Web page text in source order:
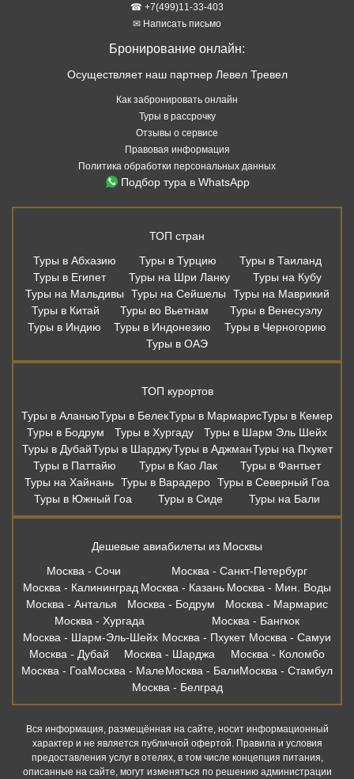
☎ +7(499)11-33-403
✉ Написать письмо
Бронирование онлайн:
Осуществляет наш партнер Левел Тревел
Как забронировать онлайн
Туры в рассрочку
Отзывы о сервисе
Правовая информация
Политика обработки персональных данных
Подбор тура в WhatsApp
ТОП стран
Туры в Абхазию
Туры в Турцию
Туры в Таиланд
Туры в Египет
Туры на Шри Ланку
Туры на Кубу
Туры на Мальдивы
Туры на Сейшелы
Туры на Маврикий
Туры в Китай
Туры во Вьетнам
Туры в Венесуэлу
Туры в Индию
Туры в Индонезию
Туры в Черногорию
Туры в ОАЭ
ТОП курортов
Туры в АланьюТуры в БелекТуры в МармарисТуры в Кемер
Туры в Бодрум
Туры в Хургаду
Туры в Шарм Эль Шейх
Туры в ДубайТуры в ШарджуТуры в АджманТуры на Пхукет
Туры в Паттайю
Туры в Као Лак
Туры в Фантьет
Туры на Хайнань Туры в Варадеро Туры в Северный Гоа
Туры в Южный Гоа
Туры в Сиде Туры на Бали
Дешевые авиабилеты из Москвы
Москва - Сочи
Москва - Санкт-Петербург
Москва - Калининград Москва - Казань Москва - Мин. Воды
Москва - Анталья
Москва - Бодрум
Москва - Мармарис
Москва - Хургада
Москва - Бангкок
Москва - Шарм-Эль-Шейх Москва - Пхукет Москва - Самуи
Москва - Дубай
Москва - Шарджа
Москва - Коломбо
Москва - ГоаМосква - МалеМосква - БалиМосква - Стамбул
Москва - Белград
Вся информация, размещённая на сайте, носит информационный
характер и не является публичной офертой. Правила и условия
предоставления услуг в отелях, в том числе концепция питания,
описанные на сайте, могут изменяться по решению администрации